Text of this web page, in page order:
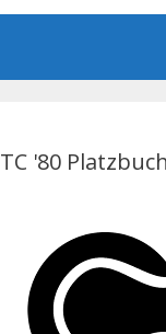
TC '80